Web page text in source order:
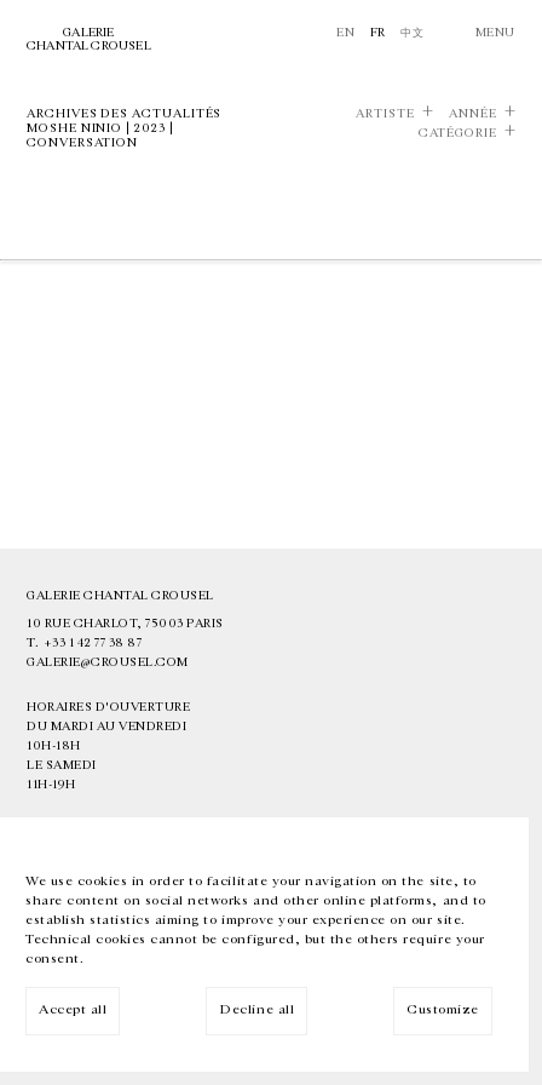
We use cookies in order to facilitate your navigation on the site, to
share content on social networks and other online platforms, and to
establish statistics aiming to improve your experience on our site.
Technical cookies cannot be configured, but the others require your
consent.
Accept all Decline all Customize
GALERIE
CHANTAL CROUSEL
EN FR 中文 MENU
ARCHIVES DES ACTUALITÉS
MOSHE NINIO | 2023 |
CONVERSATION
ARTISTE
ANNÉE
CATÉGORIE
GALERIE CHANTAL CROUSEL
10 RUE CHARLOT, 75003 PARIS
T. +33 1 42 77 38 87
GALERIE@CROUSEL.COM
HORAIRES D'OUVERTURE
DU MARDI AU VENDREDI
10H-18H
LE SAMEDI
11H-19H
EN FR 中文 Facebook Instagram
Inscrivez-vous à notre newsletter